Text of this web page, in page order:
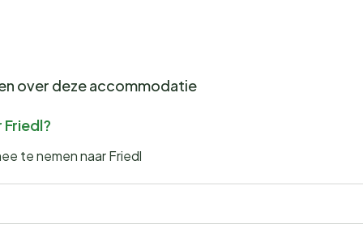
over deze accommodatie
Friedl?
te nemen naar Friedl